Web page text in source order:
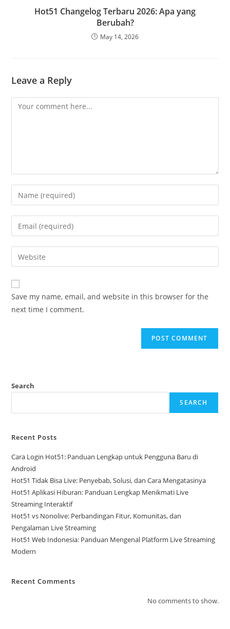
Hot51 Changelog Terbaru 2026: Apa yang
Berubah?
May 14, 2026
Leave a Reply
Comment
Enter
your
name
comment
Enter
your
email
address
comment
Enter
your
website
URL
(optional)
Save my name, email, and website in this browser for the
next time I comment.
Search
SEARCH
Recent Posts
Cara Login Hot51: Panduan Lengkap untuk Pengguna Baru di
Android
Hot51 Tidak Bisa Live: Penyebab, Solusi, dan Cara Mengatasinya
Hot51 Aplikasi Hiburan: Panduan Lengkap Menikmati Live
Streaming Interaktif
Hot51 vs Nonolive: Perbandingan Fitur, Komunitas, dan
Pengalaman Live Streaming
Hot51 Web Indonesia: Panduan Mengenal Platform Live Streaming
Modern
Recent Comments
No comments to show.